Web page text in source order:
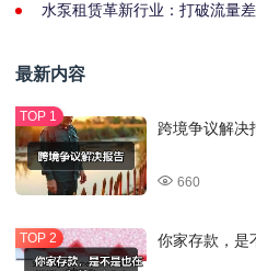
水泵租赁革新行业：打破流量
最新内容
跨境争议解决
660
你家存款，是